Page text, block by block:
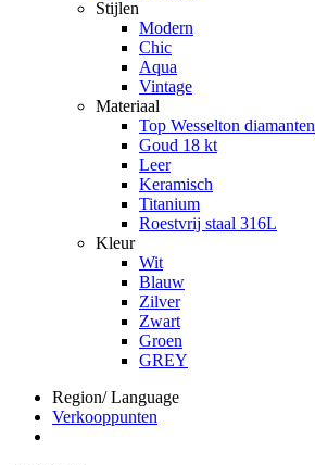
Stijlen
Modern
Chic
Aqua
Vintage
Materiaal
Top Wesselton diamanten
Goud 18 kt
Leer
Keramisch
Titanium
Roestvrij staal 316L
Kleur
Wit
Blauw
Zilver
Zwart
Groen
GREY
Region/ Language
Verkooppunten